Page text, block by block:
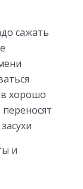
сажать
хорошо
и